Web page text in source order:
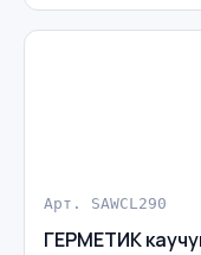
Арт. SAWCL290
ГЕРМЕТИК